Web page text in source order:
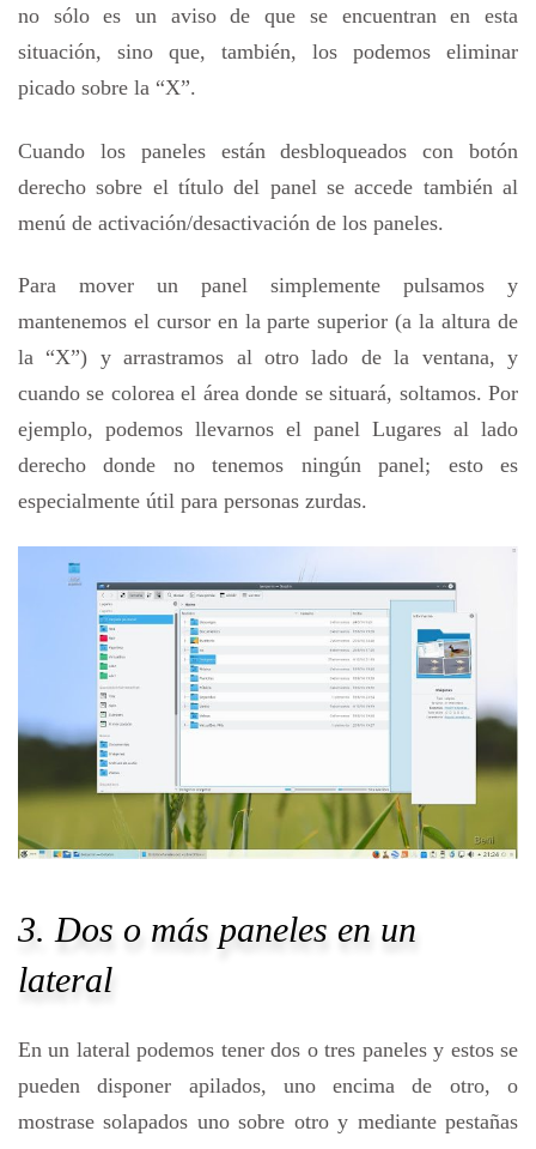
no sólo es un aviso de que se encuentran en esta
situación, sino que, también, los podemos eliminar
picado sobre la “X”.
Cuando los paneles están desbloqueados con botón
derecho sobre el título del panel se accede también al
menú de activación/desactivación de los paneles.
Para mover un panel simplemente pulsamos y
mantenemos el cursor en la parte superior (a la altura de
la “X”) y arrastramos al otro lado de la ventana, y
cuando se colorea el área donde se situará, soltamos. Por
ejemplo, podemos llevarnos el panel Lugares al lado
derecho donde no tenemos ningún panel; esto es
especialmente útil para personas zurdas.
3. Dos o más paneles en un
lateral
En un lateral podemos tener dos o tres paneles y estos se
pueden disponer apilados, uno encima de otro, o
mostrase solapados uno sobre otro y mediante pestañas